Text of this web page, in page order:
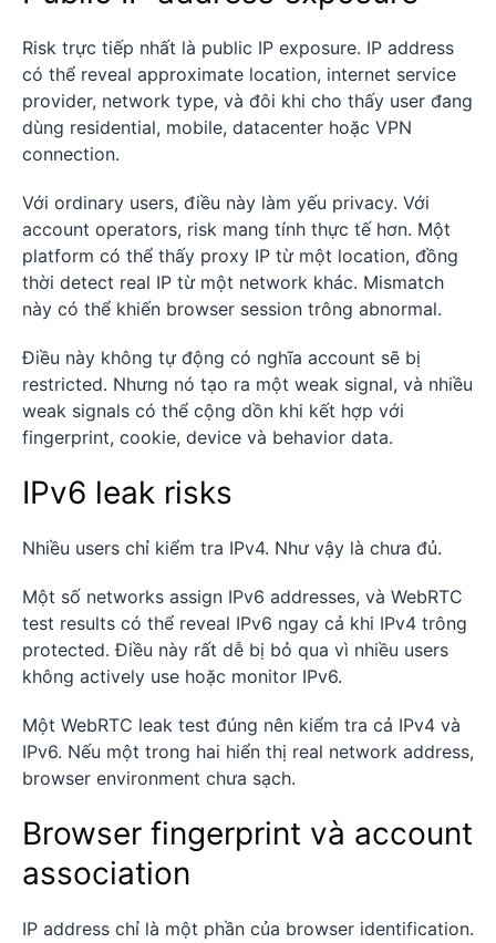
Risk trực tiếp nhất là public IP exposure. IP address
có thể reveal approximate location, internet service
provider, network type, và đôi khi cho thấy user đang
dùng residential, mobile, datacenter hoặc VPN
connection.
Với ordinary users, điều này làm yếu privacy. Với
account operators, risk mang tính thực tế hơn. Một
platform có thể thấy proxy IP từ một location, đồng
thời detect real IP từ một network khác. Mismatch
này có thể khiến browser session trông abnormal.
Điều này không tự động có nghĩa account sẽ bị
restricted. Nhưng nó tạo ra một weak signal, và nhiều
weak signals có thể cộng dồn khi kết hợp với
fingerprint, cookie, device và behavior data.
IPv6 leak risks
Nhiều users chỉ kiểm tra IPv4. Như vậy là chưa đủ.
Một số networks assign IPv6 addresses, và WebRTC
test results có thể reveal IPv6 ngay cả khi IPv4 trông
protected. Điều này rất dễ bị bỏ qua vì nhiều users
không actively use hoặc monitor IPv6.
Một WebRTC leak test đúng nên kiểm tra cả IPv4 và
IPv6. Nếu một trong hai hiển thị real network address,
browser environment chưa sạch.
Browser fingerprint và account
association
IP address chỉ là một phần của browser identification.